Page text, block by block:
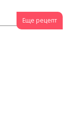
Еще рецепт